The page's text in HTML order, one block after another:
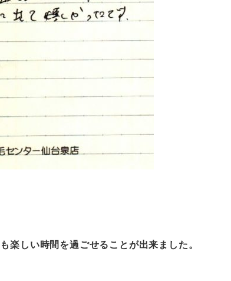
しい時間を過ごせることが出来ました。